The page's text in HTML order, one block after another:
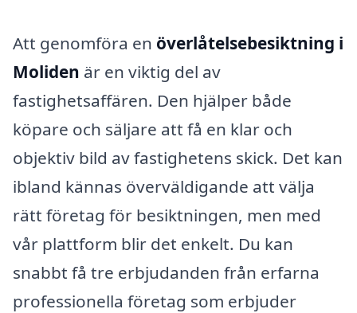
Att genomföra en överlåtelsebesiktning i
Moliden är en viktig del av
fastighetsaffären. Den hjälper både
köpare och säljare att få en klar och
objektiv bild av fastighetens skick. Det kan
ibland kännas överväldigande att välja
rätt företag för besiktningen, men med
vår plattform blir det enkelt. Du kan
snabbt få tre erbjudanden från erfarna
professionella företag som erbjuder